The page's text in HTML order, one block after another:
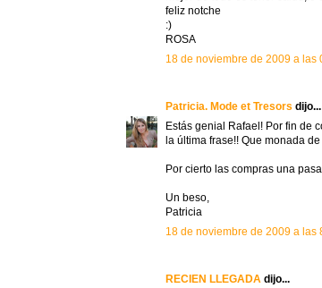
feliz notche
:)
ROSA
18 de noviembre de 2009 a las
Patricia. Mode et Tresors dijo...
Estás genial Rafael! Por fin de
la última frase!! Que monada
Por cierto las compras una
Un beso,
Patricia
18 de noviembre de 2009 a las
RECIEN LLEGADA dijo...